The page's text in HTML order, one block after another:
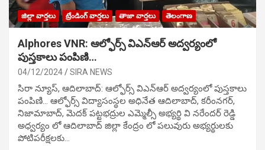
జిల్లా వార్తలు ట్రేండింగ్ వార్తలు తాజా వార్తలు తెలంగాణ
Alphores VNR: ఆల్ఫోర్స్ విఎన్ఆర్ అద్వర్యంలో
పుస్తకాలు పంపిణి…
04/12/2024 SIRA NEWS
సిరా న్యూస్, ఆదిలాబాద్: ఆల్ఫోర్స్ విఎన్ఆర్ అద్వర్యంలో పుస్తకాలు
పంపిణి… ఆల్ఫోర్స్ విద్యాసంస్థల అధినేత ఆదిలాబాద్, కరీంనగర్,
నిజామాబాద్, మెదక్ పట్టభద్రుల ఎమ్మెల్సీ అభ్యర్థి వి నరేందర్ రెడ్డి
అధ్వర్యం లో ఆదిలాబాద్ జిల్లా కేంద్రం లో పలువురు అభ్యర్థులకు
పోటిప‌రీక్ష‌ల‌కు…